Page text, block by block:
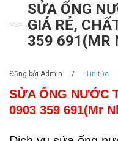
SỬA ỐNG
GIÁ RẺ,
359 691(MR
Đăng bởi Admin / Tin tức
SỬA ỐNG NƯỚC
0903 359 691(Mr